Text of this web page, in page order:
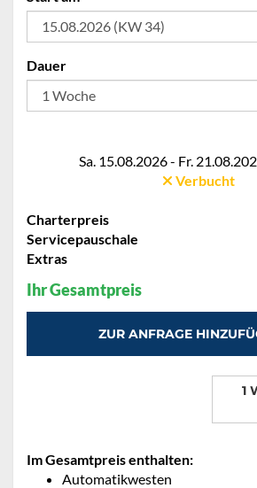
Dauer
Sa. 15.08.2026 - Fr.
Verbucht
Charterpreis
Servicepauschale
Extras
Ihr Gesamtpreis
ZUR ANFRAGE
1
Im Gesamtpreis enthalten:
Automatikwesten